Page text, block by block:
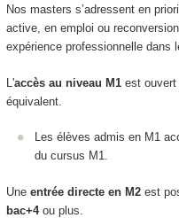
Nos masters s’adressent en
active, en emploi ou
expérience professionnelle dans
L'accès au niveau M1est ouvert
équivalent.
Les élèves admis en M1
du cursus M1.
Uneentrée directe en M2est
bac+4ou plus.